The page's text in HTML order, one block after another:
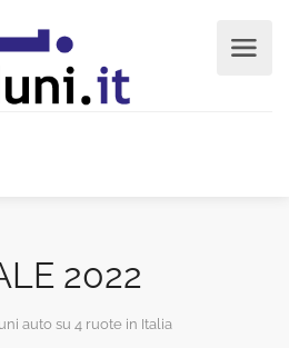
2022
auto su 4 ruote in Italia